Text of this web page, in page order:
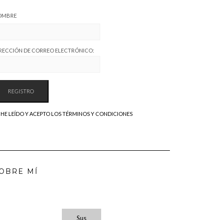
DE CORREO ELECTRÓNICO:
HE LEÍDO Y ACEPTO LOS TÉRMINOS Y CONDICIONES
MÍ
Sus